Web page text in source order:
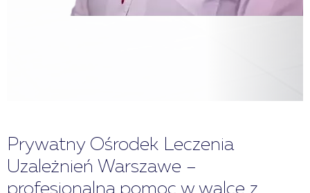
Prywatny Ośrodek Leczenia
Uzależnień Warszawe –